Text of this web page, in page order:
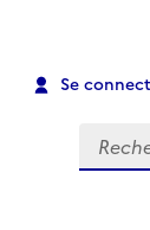
Se